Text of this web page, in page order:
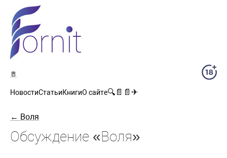
🚪
НовостиСтатьиКнигиО сайте🔍 📄 📄 ✈
← Воля
Обсуждение «Воля»